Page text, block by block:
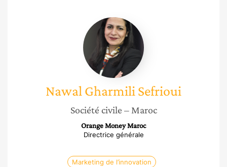
Nawal
Gharmili
Sefrioui
NawalGharmili Sefrioui
Société civile – Maroc
Orange Money Maroc
Directrice générale
Marketing de l’innovation